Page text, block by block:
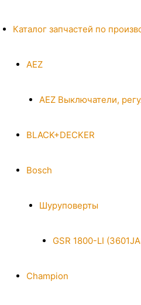
Каталог запчастей по
AEZ
AEZ Выключатели,
BLACK+DECKER
Bosch
Шуруповерты
GSR 1800-LI
Champion